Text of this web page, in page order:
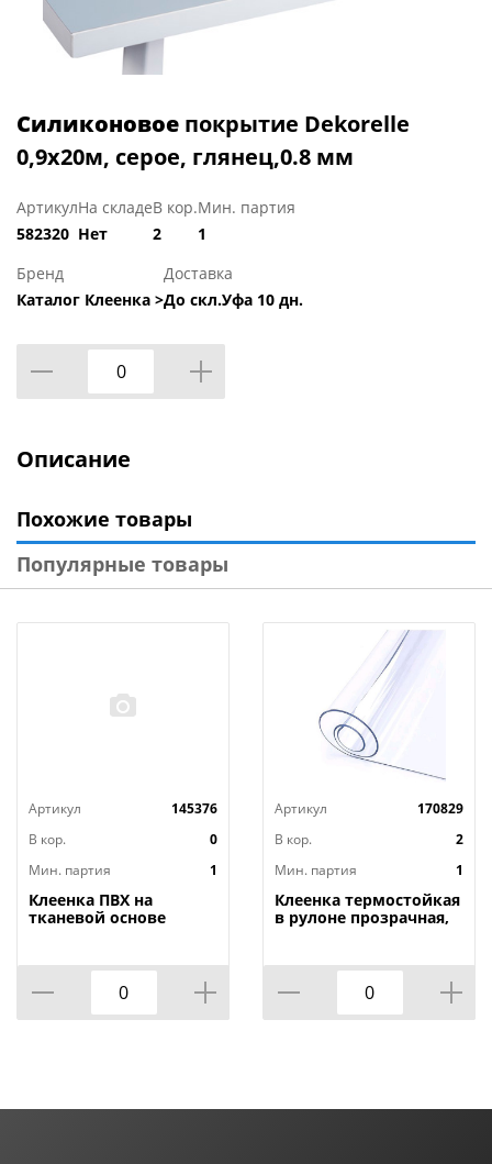
Силиконовое покрытие Dekorelle
0,9x20м, серое, глянец,0.8 мм
Артикул
582320
На складе
Нет
В кор.
2
Мин. партия
1
Бренд
Каталог Клеенка >
Доставка
До скл.Уфа 10 дн.
Описание
Похожие товары
Популярные товары
Артикул
145376
В кор.
0
Мин. партия
1
Клеенка ПВХ на
тканевой основе
потертости, грязные
края
Артикул
170829
В кор.
2
Мин. партия
1
Клеенка термостойкая
в рулоне прозрачная,
HOZBAT